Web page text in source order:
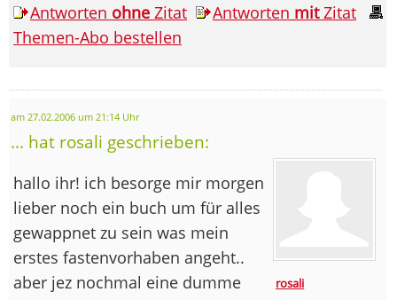
Antworten ohne Zitat Antworten mitZitat
Themen-Abo bestellen
am 27.02.2006 um 21:14 Uhr
... hat rosali geschrieben:
rosali
hallo ihr! ich besorge mir morgen
lieber noch ein buch um für alles
gewappnet zu sein was mein
erstes fastenvorhaben angeht..
aber jez nochmal eine dumme